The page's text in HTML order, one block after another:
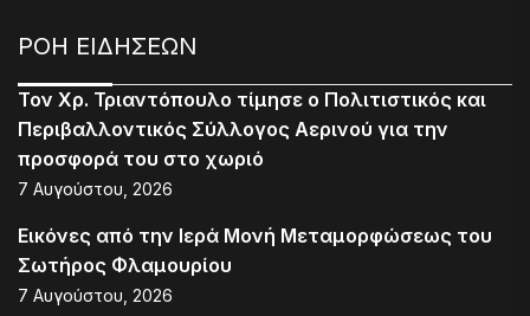
ΡΟΗ ΕΙΔΗΣΕΩΝ
Τον Χρ. Τριαντόπουλο τίμησε ο Πολιτιστικός και
Περιβαλλοντικός Σύλλογος Αερινού για την
προσφορά του στο χωριό
7 Αυγούστου, 2026
Εικόνες από την Ιερά Μονή Μεταμορφώσεως του
Σωτήρος Φλαμουρίου
7 Αυγούστου, 2026